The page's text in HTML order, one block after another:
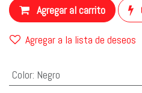
Agregar al carrito
Agregar a la lista de deseos
Color: Negro